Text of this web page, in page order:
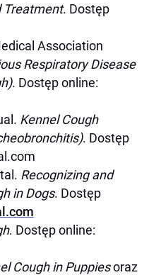
Treatment. Dostęp
Association
Respiratory Disease
. Dostęp online:
Kennel Cough
. Dostęp
Recognizing and
in Dogs. Dostęp
. Dostęp online:
Cough in Puppiesoraz